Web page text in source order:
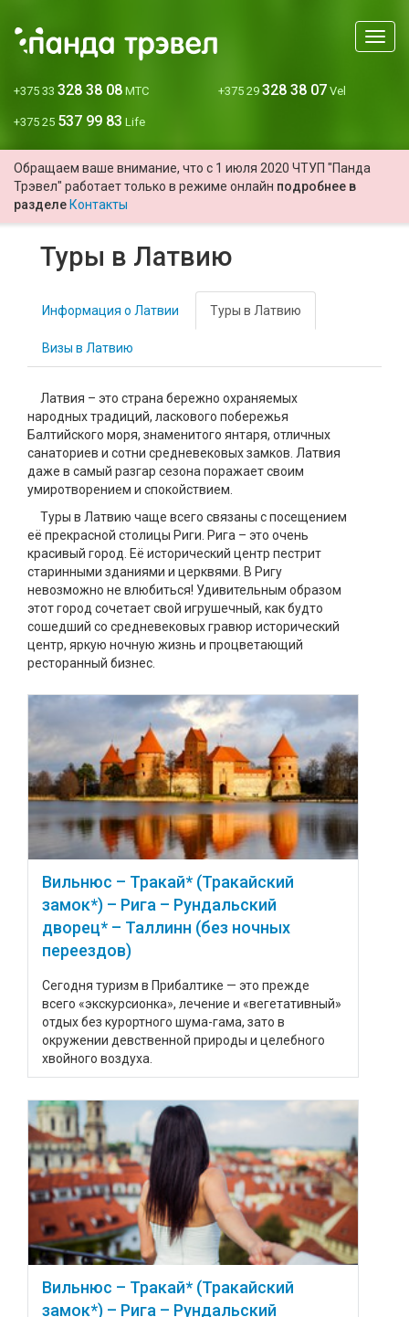
Меню
+375 33 328 38 08 МТС +375 29 328 38 07 Vel
+375 25 537 99 83 Life
Обращаем ваше внимание, что с 1 июля 2020 ЧТУП "Панда
Трэвел" работает только в режиме онлайн подробнее в
разделе Контакты
Туры в Латвию
Информация о Латвии Туры в Латвию
Визы в Латвию
Латвия – это страна бережно охраняемых
народных традиций, ласкового побережья
Балтийского моря, знаменитого янтаря, отличных
санаториев и сотни средневековых замков. Латвия
даже в самый разгар сезона поражает своим
умиротворением и спокойствием.
Туры в Латвию чаще всего связаны с посещением
её прекрасной столицы Риги. Рига – это очень
красивый город. Её исторический центр пестрит
старинными зданиями и церквями. В Ригу
невозможно не влюбиться! Удивительным образом
этот город сочетает свой игрушечный, как будто
сошедший со средневековых гравюр исторический
центр, яркую ночную жизнь и процветающий
ресторанный бизнес.
Вильнюс – Тракай* (Тракайский
замок*) – Рига – Рундальский
дворец* – Таллинн (без ночных
переездов)
Сегодня туризм в Прибалтике — это прежде
всего «экскурсионка», лечение и «вегетативный»
отдых без курортного шума-гама, зато в
окружении девственной природы и целебного
хвойного воздуха.
Вильнюс – Тракай* (Тракайский
замок*) – Рига – Рундальский